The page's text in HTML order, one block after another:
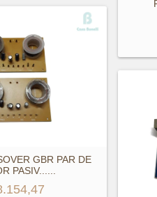
GBR PAR DE
PASIV...